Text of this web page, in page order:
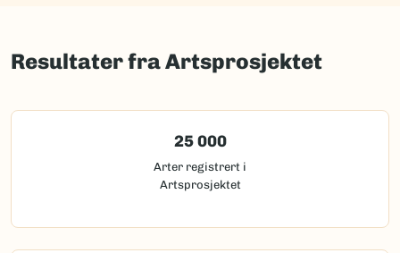
Resultater fra Artsprosjektet
25 000
Arter registrert i
Artsprosjektet